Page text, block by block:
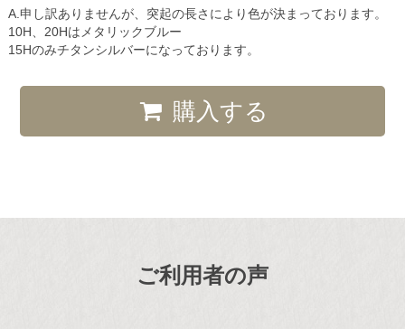
申し訳ありませんが、突起の長さにより色が決まっております。
10H、20Hはメタリックブルー
15Hのみチタンシルバーになっております。
購入する
ご利用者の声